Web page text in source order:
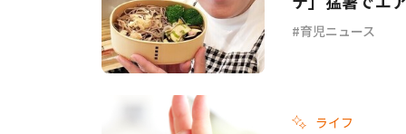
てて…」
育児ニュース
ライフ